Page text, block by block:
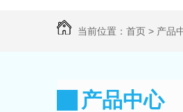
当前位置： 首页 > 产品
产品中心